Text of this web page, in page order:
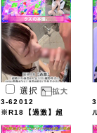
選択
3-62012
※R18【過激】超